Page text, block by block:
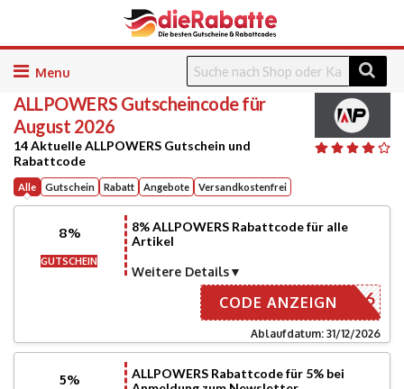
Skip
content
ALLPOWERS Gutscheincode für
August 2026
14 Aktuelle ALLPOWERS Gutschein und
Rabattcode
Alle Gutschein Rabatt Angebote Versandkostenfrei
8%
GUTSCHEIN
8% ALLPOWERS Rabattcode für alle
Artikel
Weitere Details
AF2026
CODE ANZEIGN
Ablaufdatum: 31/12/2026
5%
ALLPOWERS Rabattcode für 5% bei